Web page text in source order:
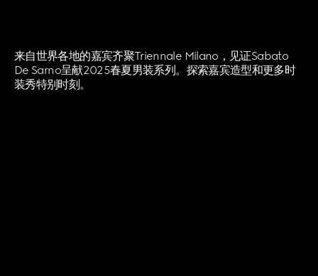
来自世界各地的嘉宾齐聚Triennale Milano，见证Sabato
De Sarno呈献2025春夏男装系列。探索嘉宾造型和更多时
装秀特别时刻。